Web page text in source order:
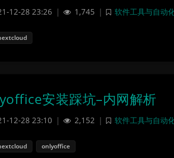
12-28 23:26 | 1,745 | 软件工具与自动
安装踩坑–内网解析
12-28 23:10 | 2,152 | 软件工具与自动
onlyoffice